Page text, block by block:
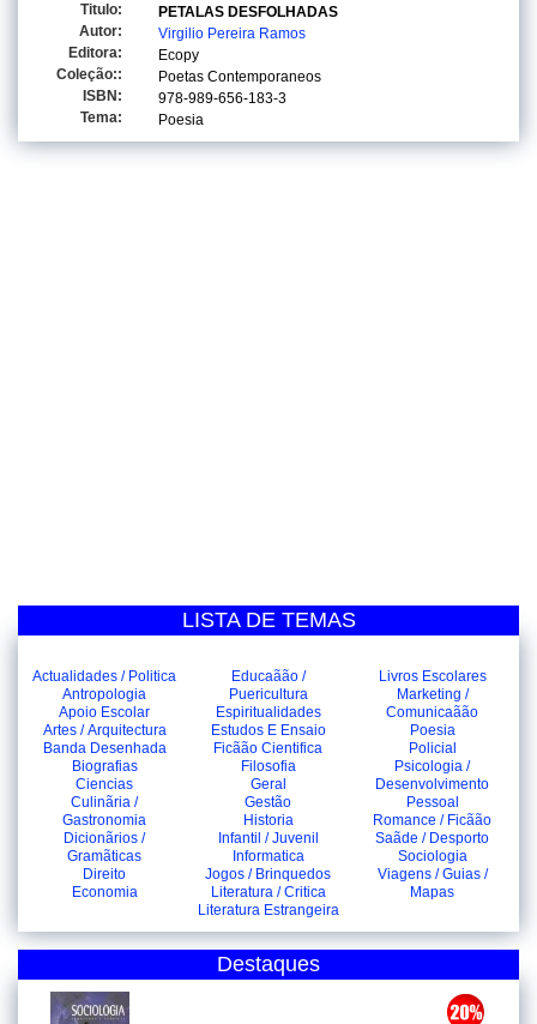
Titulo:
PETALAS DESFOLHADAS
Autor:
Virgilio Pereira Ramos
Editora:
Ecopy
Coleção::
Poetas Contemporaneos
ISBN:
978-989-656-183-3
Tema:
Poesia
LISTA DE TEMAS
Actualidades / Politica
Antropologia
Apoio Escolar
Artes / Arquitectura
Banda Desenhada
Biografias
Ciencias
Culinãria /
Gastronomia
Dicionãrios /
Gramãticas
Direito
Economia
Educaãão /
Puericultura
Espiritualidades
Estudos E Ensaio
Ficãão Cientifica
Filosofia
Geral
Gestão
Historia
Infantil / Juvenil
Informatica
Jogos / Brinquedos
Literatura / Critica
Literatura Estrangeira
Livros Escolares
Marketing /
Comunicaãão
Poesia
Policial
Psicologia /
Desenvolvimento
Pessoal
Romance / Ficãão
Saãde / Desporto
Sociologia
Viagens / Guias /
Mapas
Destaques